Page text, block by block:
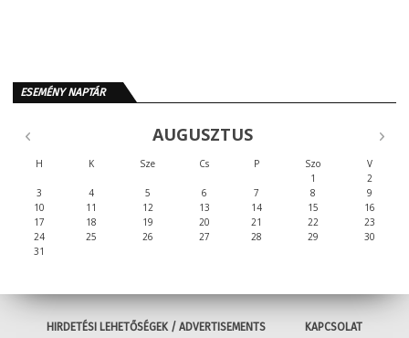
ESEMÉNY NAPTÁR
AUGUSZTUS
H K Sze Cs P Szo
V
1
2
3
4 5 6 7 8
9
10
11 12 13 14 15
16
17
18 19 20 21 22
23
24
25 26 27 28 29
30
31
HIRDETÉSI LEHETŐSÉGEK / ADVERTISEMENTS KAPCSOLAT